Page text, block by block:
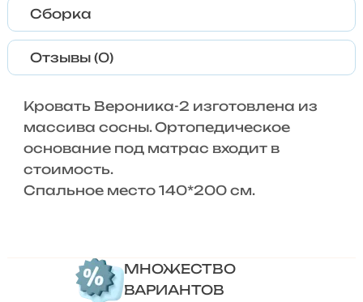
Сборка
Отзывы (0)
Кровать Вероника-2 изготовлена из
массива сосны. Ортопедическое
основание под матрас входит в
стоимость.
Спальное место 140*200 см.
МНОЖЕСТВО
ВАРИАНТОВ